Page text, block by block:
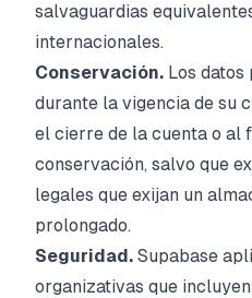
salvaguardias
internacionales.
Conservación. Los datos
durante la vigencia de su
el cierre de la cuenta o al
conservación, salvo que
legales que exijan un
prolongado.
Seguridad. Supabase
organizativas que